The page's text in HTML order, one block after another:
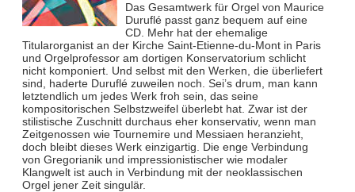
Das Gesamtwerk für Orgel von Maurice
Duruflé passt ganz bequem auf eine
CD. Mehr hat der ehemalige
Titularorganist an der Kirche Saint-Etienne-du-Mont in Paris
und Orgelprofessor am dortigen Konservatorium schlicht
nicht komponiert. Und selbst mit den Werken, die überliefert
sind, haderte Duruflé zuweilen noch. Sei’s drum, man kann
letztendlich um jedes Werk froh sein, das seine
kompositorischen Selbstzweifel überlebt hat. Zwar ist der
stilistische Zuschnitt durchaus eher konservativ, wenn man
Zeitgenossen wie Tournemire und Messiaen heranzieht,
doch bleibt dieses Werk einzigartig. Die enge Verbindung
von Gregorianik und impressionistischer wie modaler
Klangwelt ist auch in Verbindung mit der neoklassischen
Orgel jener Zeit singulär.